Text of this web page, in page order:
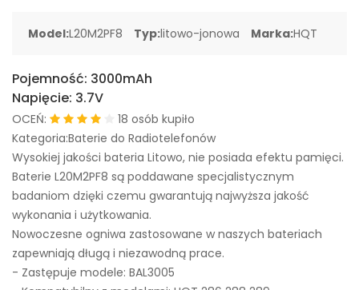
Model:L20M2PF8 Typ:litowo-jonowa Marka:HQT
Pojemność: 3000mAh
Napięcie: 3.7V
OCEŃ:
18 osób kupiło
Kategoria:Baterie do Radiotelefonów
Wysokiej jakości bateria Litowo, nie posiada efektu pamięci.
Baterie L20M2PF8 są poddawane specjalistycznym
badaniom dzięki czemu gwarantują najwyższa jakość
wykonania i użytkowania.
Nowoczesne ogniwa zastosowane w naszych bateriach
zapewniają długą i niezawodną prace.
- Zastępuje modele: BAL3005